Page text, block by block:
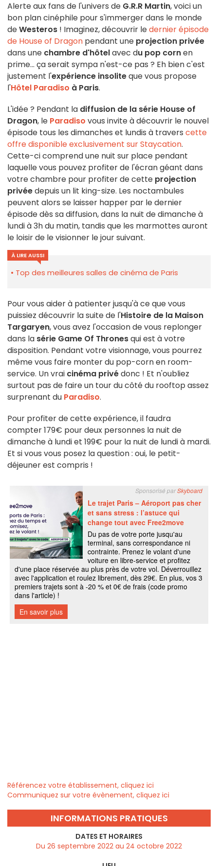
Alerte aux fans de l'univers de G.R.R Martin, voici un
bon plan cinéphile pour s'immerger dans le monde
deWesteros ! Imaginez, découvrir ledernier épisode
de House of Dragon pendant une projection privée
dans une chambre d'hôtelavec du pop cornen
prime... ça serait sympa n'est-ce pas ? Eh bien c'est
justement l'expérience insoliteque vous propose
l'Hôtel Paradiso à Paris.
L'idée ? Pendant la diffusion de la série House of
Dragon, le Paradiso vous invite à découvrir le nouvel
épisode tous les dimanches et lundis à travers cette
offre disponible exclusivement sur Staycation.
Cette-ci comprend une nuit sur place pendant
laquelle vous pouvez profiter de l'écran géant dans
votre chambre pour profiter de cette projection
privéedepuis un lit king-size. Les noctambules
peuvent alors se laisser happer par le dernier
épisode dès sa diffusion, dans la nuit de dimanche à
lundi à 3h du matin, tandis que les marmottes auront
le loisir de le visionner le jour suivant.
À LIRE AUSSI
Top des meilleures salles de cinéma de Paris
Pour vous aider à patienter jusqu'à ce que vous
puissiez découvrir la suite de l'Histoire de la Maison
Targaryen, vous avez l'occasion de vous replonger
dans la série Game Of Thronesqui est à votre
disposition. Pendant votre visionnage, vous pourrez
même vous faire monter du pop-corn en room-
service. Un vrai cinéma privédonc ! Et n'oubliez
surtout pas de faire un tour du côté du rooftop assez
surprenant du Paradiso.
Pour profiter de cette expérience, il faudra
compter 179€ pour deux personnes la nuit de
dimanche à lundi et 199€ pour la nuit de lundi à mardi.
Et si vous vous posez la question : oui, le petit-
déjeuner est compris !
Référencez votre établissement, cliquez ici
Communiquez sur votre évènement, cliquez ici
INFORMATIONS PRATIQUES
DATES ET HORAIRES
Du 26 septembre 2022 au 24 octobre 2022